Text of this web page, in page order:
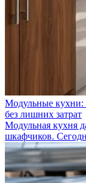
Модульные кухни:
без лишних затрат
Модульная кухня
шкафчиков.